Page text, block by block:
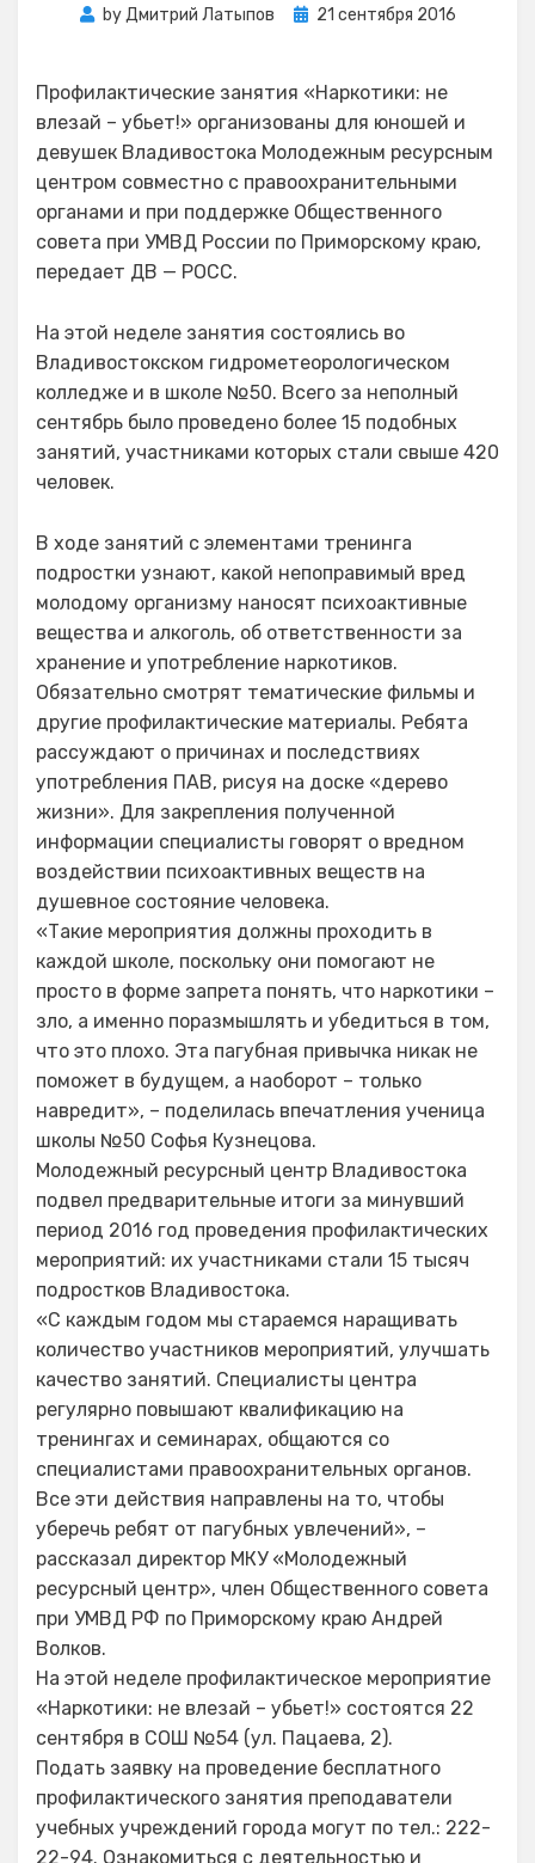
byДмитрий Латыпов
Posted
21 сентября 2016
Профилактические занятия «Наркотики: не
влезай – убьет!» организованы для юношей и
девушек Владивостока Молодежным ресурсным
центром совместно с правоохранительными
органами и при поддержке Общественного
совета при УМВД России по Приморскому краю,
передает ДВ — РОСС.
На этой неделе занятия состоялись во
Владивостокском гидрометеорологическом
колледже и в школе №50. Всего за неполный
сентябрь было проведено более 15 подобных
занятий, участниками которых стали свыше 420
человек.
В ходе занятий с элементами тренинга
подростки узнают, какой непоправимый вред
молодому организму наносят психоактивные
вещества и алкоголь, об ответственности за
хранение и употребление наркотиков.
Обязательно смотрят тематические фильмы и
другие профилактические материалы. Ребята
рассуждают о причинах и последствиях
употребления ПАВ, рисуя на доске «дерево
жизни». Для закрепления полученной
информации специалисты говорят о вредном
воздействии психоактивных веществ на
душевное состояние человека.
«Такие мероприятия должны проходить в
каждой школе, поскольку они помогают не
просто в форме запрета понять, что наркотики –
зло, а именно поразмышлять и убедиться в том,
что это плохо. Эта пагубная привычка никак не
поможет в будущем, а наоборот – только
навредит», – поделилась впечатления ученица
школы №50 Софья Кузнецова.
Молодежный ресурсный центр Владивостока
подвел предварительные итоги за минувший
период 2016 год проведения профилактических
мероприятий: их участниками стали 15 тысяч
подростков Владивостока.
«С каждым годом мы стараемся наращивать
количество участников мероприятий, улучшать
качество занятий. Специалисты центра
регулярно повышают квалификацию на
тренингах и семинарах, общаются со
специалистами правоохранительных органов.
Все эти действия направлены на то, чтобы
уберечь ребят от пагубных увлечений», –
рассказал директор МКУ «Молодежный
ресурсный центр», член Общественного совета
при УМВД РФ по Приморскому краю Андрей
Волков.
На этой неделе профилактическое мероприятие
«Наркотики: не влезай – убьет!» состоятся 22
сентября в СОШ №54 (ул. Пацаева, 2).
Подать заявку на проведение бесплатного
профилактического занятия преподаватели
учебных учреждений города могут по тел.: 222-
22-94. Ознакомиться с деятельностью и